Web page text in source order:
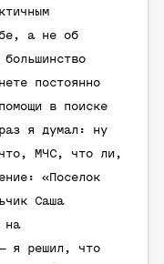
а не об
постоянно
в поиске
я думал: ну
что, МЧС, что ли,
«Поселок
Саша
на
я решил, что